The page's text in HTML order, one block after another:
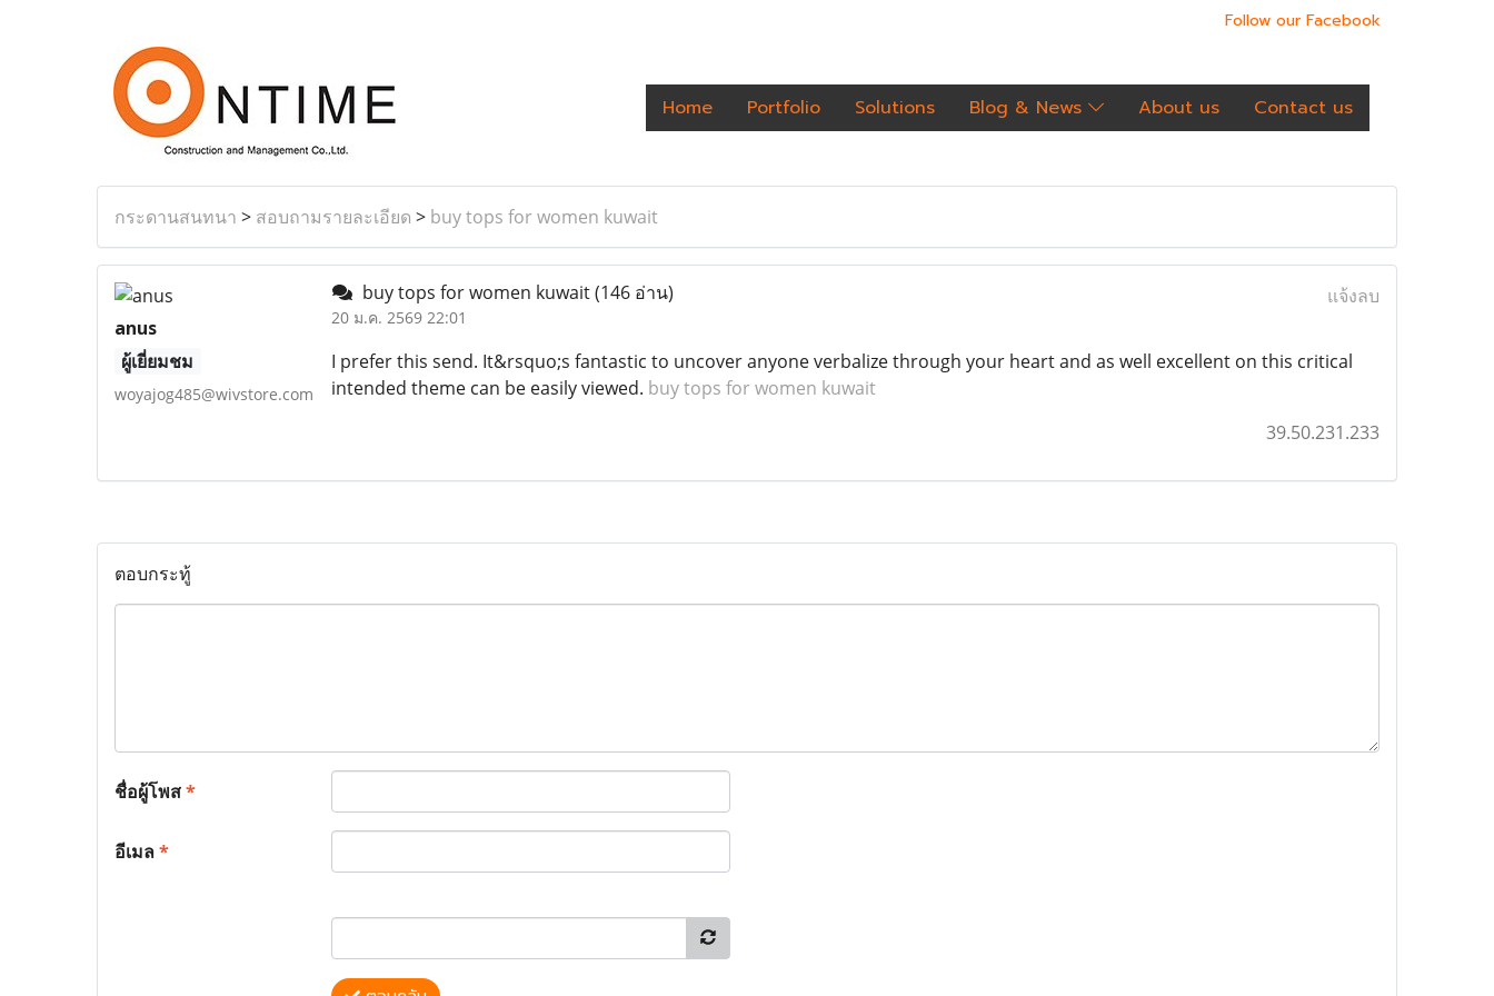
Follow our Facebook
Home Portfolio Solutions Blog & News About us Contact us
กระดานสนทนา > สอบถามรายละเอียด > buy tops for women kuwait
anus
ผู้เยี่ยมชม
woyajog485@wivstore.com
buy tops for women kuwait(146 อ่าน)
20 ม.ค. 2569 22:01
แจ้งลบ
I prefer this send. It&rsquo;s fantastic to uncover anyone verbalize through your heart and as well excellent on this critical
intended theme can be easily viewed. buy tops for women kuwait
39.50.231.233
ตอบกระทู้
ชื่อผู้โพส*
อีเมล*